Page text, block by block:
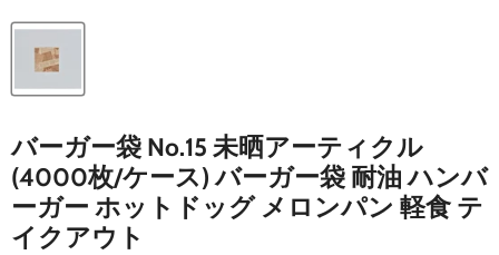
バーガー袋 No.15 未晒アーティクル
(4000枚/ケース) バーガー袋 耐油 ハンバ
ーガー ホットドッグ メロンパン 軽食 テ
イクアウト